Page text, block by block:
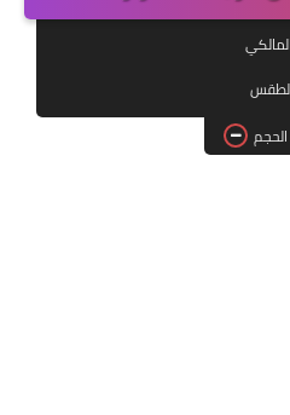
التقنية
سلف وقروض
وزارة العمل
الطقس
الحجم